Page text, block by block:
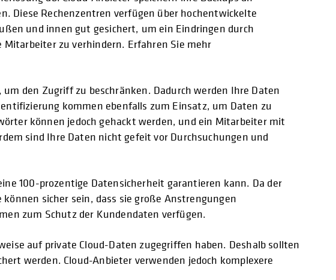
Diese Rechenzentren verfügen über hochentwickelte
und innen gut gesichert, um ein Eindringen durch
zu verhindern. Erfahren Sie mehr
den Zugriff zu beschränken. Dadurch werden Ihre Daten
kommen ebenfalls zum Einsatz, um Daten zu
können jedoch gehackt werden, und ein Mitarbeiter mit
sind Ihre Daten nicht gefeit vor Durchsuchungen und
100-prozentige Datensicherheit garantieren kann. Da der
sicher sein, dass sie große Anstrengungen
zum Schutz der Kundendaten verfügen.
auf private Cloud-Daten zugegriffen haben. Deshalb sollten
werden. Cloud-Anbieter verwenden jedoch komplexere